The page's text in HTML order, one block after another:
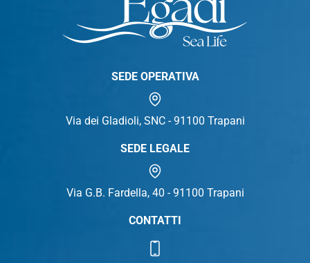
SEDE OPERATIVA
Via dei Gladioli, SNC - 91100 Trapani
SEDE LEGALE
Via G.B. Fardella, 40 - 91100 Trapani
CONTATTI